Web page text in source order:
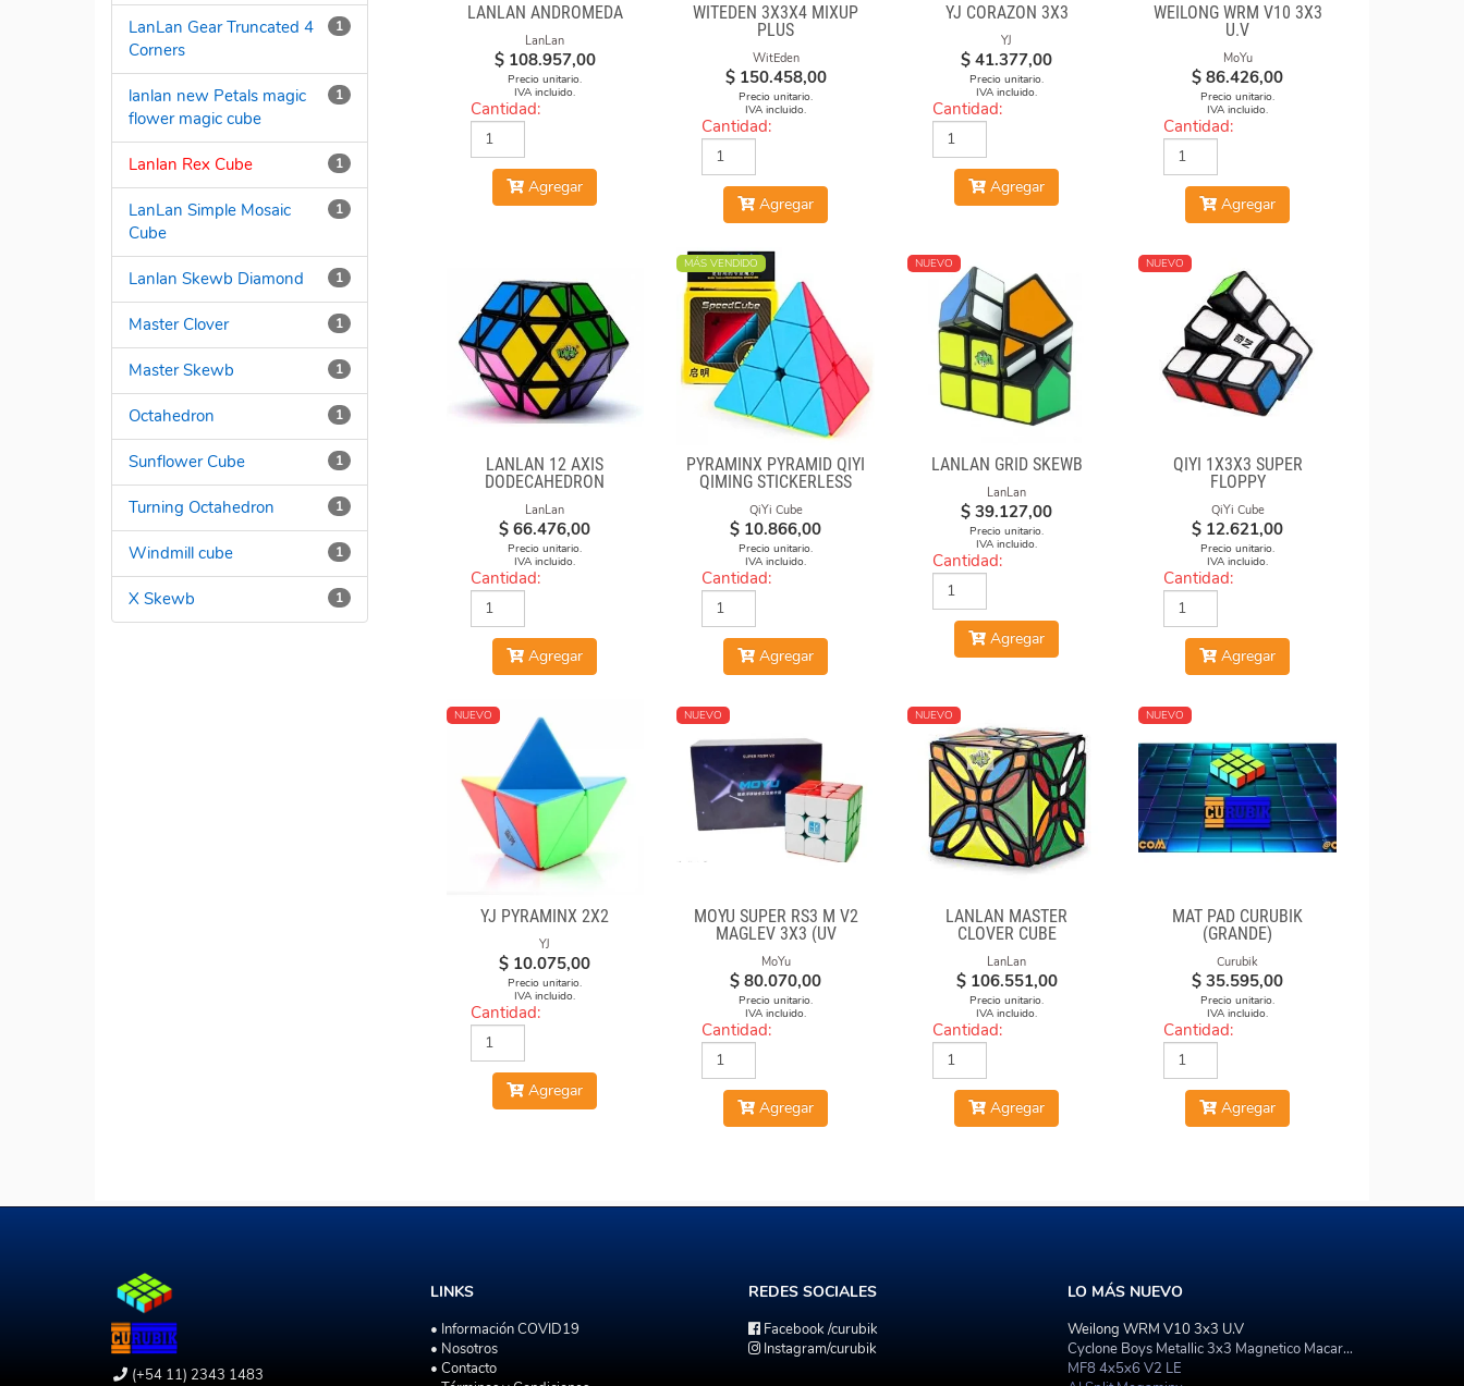
1
LanLan Gear Truncated 4
Corners
1
lanlan new Petals magic
flower magic cube
1
Lanlan Rex Cube
1
LanLan Simple Mosaic
Cube
1
Lanlan Skewb Diamond
1
Master Clover
1
Master Skewb
1
Octahedron
1
Sunflower Cube
1
Turning Octahedron
1
Windmill cube
1
X Skewb
LANLAN ANDROMEDA
LanLan
$ 108.957,00
Precio unitario.
IVA incluido.
Cantidad:
Agregar
WITEDEN 3X3X4 MIXUP
PLUS
WitEden
$ 150.458,00
Precio unitario.
IVA incluido.
Cantidad:
Agregar
YJ CORAZON 3X3
YJ
$ 41.377,00
Precio unitario.
IVA incluido.
Cantidad:
Agregar
WEILONG WRM V10 3X3
U.V
MoYu
$ 86.426,00
Precio unitario.
IVA incluido.
Cantidad:
Agregar
LANLAN 12 AXIS
DODECAHEDRON
DIAMOND CUBE
LanLan
$ 66.476,00
Precio unitario.
IVA incluido.
Cantidad:
Agregar
MÁS VENDIDO
PYRAMINX PYRAMID QIYI
QIMING STICKERLESS
QiYi Cube
$ 10.866,00
Precio unitario.
IVA incluido.
Cantidad:
Agregar
NUEVO
LANLAN GRID SKEWB
LanLan
$ 39.127,00
Precio unitario.
IVA incluido.
Cantidad:
Agregar
NUEVO
QIYI 1X3X3 SUPER
FLOPPY
QiYi Cube
$ 12.621,00
Precio unitario.
IVA incluido.
Cantidad:
Agregar
NUEVO
YJ PYRAMINX 2X2
YJ
$ 10.075,00
Precio unitario.
IVA incluido.
Cantidad:
Agregar
NUEVO
MOYU SUPER RS3 M V2
MAGLEV 3X3 (UV
COATED)
MoYu
$ 80.070,00
Precio unitario.
IVA incluido.
Cantidad:
Agregar
NUEVO
LANLAN MASTER
CLOVER CUBE
LanLan
$ 106.551,00
Precio unitario.
IVA incluido.
Cantidad:
Agregar
NUEVO
MAT PAD CURUBIK
(GRANDE)
Curubik
$ 35.595,00
Precio unitario.
IVA incluido.
Cantidad:
Agregar
(+54 11) 2343 1483
LINKS
• Información COVID19
• Nosotros
• Contacto
REDES SOCIALES
Facebook/curubik
Instagram/curubik
LO MÁS NUEVO
Weilong WRM V10 3x3 U.V
Cyclone Boys Metallic 3x3 Magnetico Macaron
MF8 4x5x6 V2 LE